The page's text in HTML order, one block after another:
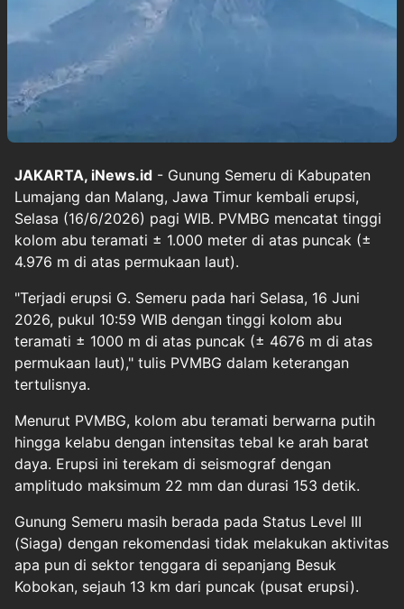
JAKARTA, iNews.id - Gunung Semeru di Kabupaten
Lumajang dan Malang, Jawa Timur kembali erupsi,
Selasa (16/6/2026) pagi WIB. PVMBG mencatat tinggi
kolom abu teramati ± 1.000 meter di atas puncak (±
4.976 m di atas permukaan laut).
"Terjadi erupsi G. Semeru pada hari Selasa, 16 Juni
2026, pukul 10:59 WIB dengan tinggi kolom abu
teramati ± 1000 m di atas puncak (± 4676 m di atas
permukaan laut)," tulis PVMBG dalam keterangan
tertulisnya.
Menurut PVMBG, kolom abu teramati berwarna putih
hingga kelabu dengan intensitas tebal ke arah barat
daya. Erupsi ini terekam di seismograf dengan
amplitudo maksimum 22 mm dan durasi 153 detik.
Gunung Semeru masih berada pada Status Level III
(Siaga) dengan rekomendasi tidak melakukan aktivitas
apa pun di sektor tenggara di sepanjang Besuk
Kobokan, sejauh 13 km dari puncak (pusat erupsi).